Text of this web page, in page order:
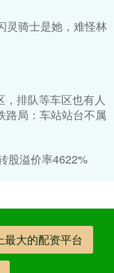
灵骑士是她，难怪林
排队等车区也有人
路局：车站站台不属
股溢价率4622%
最大的配资平台